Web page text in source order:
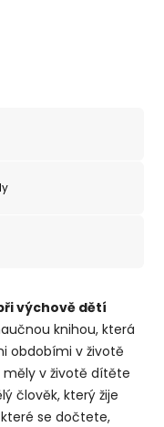
výchově dětí
knihou, která
obdobími v životě
měly v životě dítěte
člověk, který žije
se dočtete,